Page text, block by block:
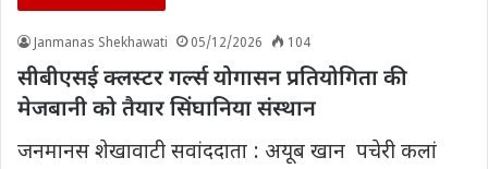
Janmanas Shekhawati 05/12/2026 104
सीबीएसई क्लस्टर गर्ल्स योगासन प्रतियोगिता की
मेजबानी को तैयार सिंघानिया संस्थान
जनमानस शेखावाटी सवांददाता : अयूब खान पचेरी कलां